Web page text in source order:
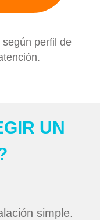
perfil de
UN
simple.